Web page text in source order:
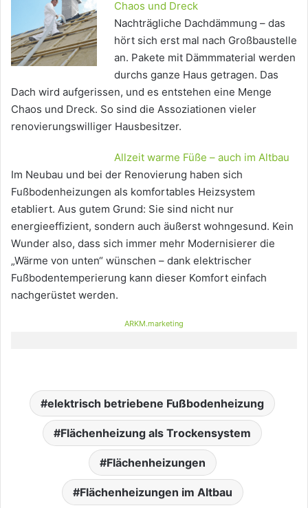
Chaos und Dreck
Nachträgliche Dachdämmung – das
hört sich erst mal nach Großbaustelle
an. Pakete mit Dämmmaterial werden
durchs ganze Haus getragen. Das
Dach wird aufgerissen, und es entstehen eine Menge
Chaos und Dreck. So sind die Assoziationen vieler
renovierungswilliger Hausbesitzer.
Allzeit warme Füße – auch im Altbau
Im Neubau und bei der Renovierung haben sich
Fußbodenheizungen als komfortables Heizsystem
etabliert. Aus gutem Grund: Sie sind nicht nur
energieeffizient, sondern auch äußerst wohngesund. Kein
Wunder also, dass sich immer mehr Modernisierer die
„Wärme von unten“ wünschen – dank elektrischer
Fußbodentemperierung kann dieser Komfort einfach
nachgerüstet werden.
ARKM.marketing
elektrisch betriebene Fußbodenheizung
Flächenheizung als Trockensystem
Flächenheizungen
Flächenheizungen im Altbau